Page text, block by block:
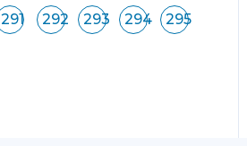
291 292 293 294 295